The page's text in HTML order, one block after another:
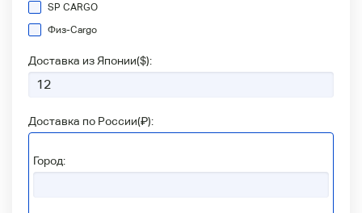
SP CARGO
Физ-Сargo
Доставка из Японии($):
Доставка по России(₽):
Город: